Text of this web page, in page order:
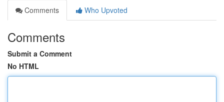
Comments
Who Upvoted
Comments
Submit a Comment
No HTML